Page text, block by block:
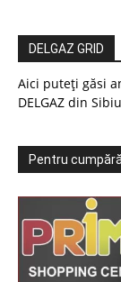
DELGAZ GRID
Aici puteți găsi
DELGAZ din
Pentru